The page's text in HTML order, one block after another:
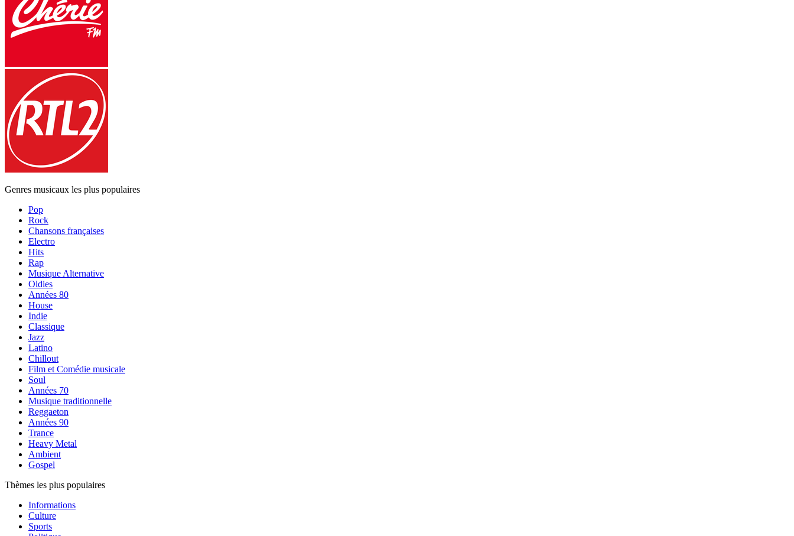
Genres musicaux les plus populaires
Pop
Rock
Chansons françaises
Electro
Hits
Rap
Musique Alternative
Oldies
Années 80
House
Indie
Classique
Jazz
Latino
Chillout
Film et Comédie musicale
Soul
Années 70
Musique traditionnelle
Reggaeton
Années 90
Trance
Heavy Metal
Ambient
Gospel
Thèmes les plus populaires
Informations
Culture
Sports